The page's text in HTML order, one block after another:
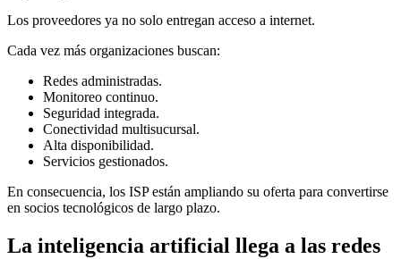
Los proveedores ya no solo entregan acceso a internet.
Cada vez más organizaciones buscan:
Redes administradas.
Monitoreo continuo.
Seguridad integrada.
Conectividad multisucursal.
Alta disponibilidad.
Servicios gestionados.
En consecuencia, los ISP están ampliando su oferta para convertirse
en socios tecnológicos de largo plazo.
La inteligencia artificial llega a las redes